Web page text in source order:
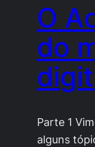
O
do
Parte 1
alguns